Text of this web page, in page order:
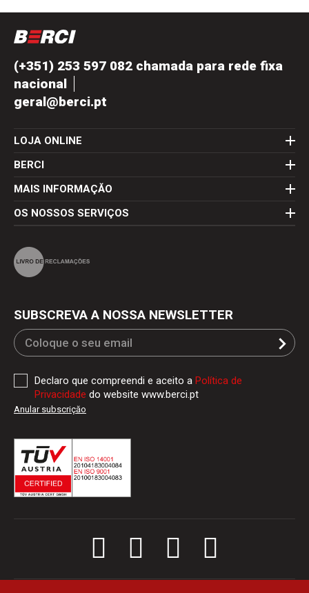
(+351) 253 597 082 chamada para rede fixa
nacional
geral@berci.pt
LOJA ONLINE
BERCI
MAIS INFORMAÇĂO
OS NOSSOS SERVIÇOS
SUBSCREVA A NOSSA NEWSLETTER
Declaro que compreendi e aceito a Política de
Privacidade do website www.berci.pt
Anular subscriçăo